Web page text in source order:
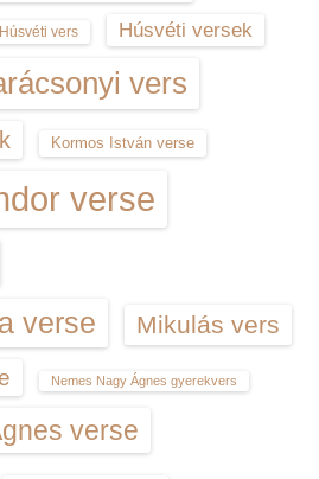
Húsvéti vers Húsvéti versek
vers
Kormos István verse
verse
verse Mikulás vers
Nemes Nagy Ágnes gyerekvers
verse